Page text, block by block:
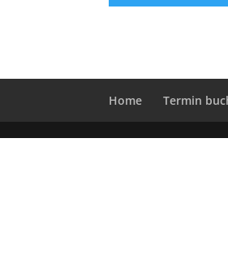
Home Termin